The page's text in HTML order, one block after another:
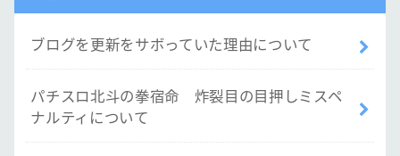
ブログを更新をサボっていた理由について
パチスロ北斗の拳宿命 炸裂目の目押しミスペ
ナルティについて